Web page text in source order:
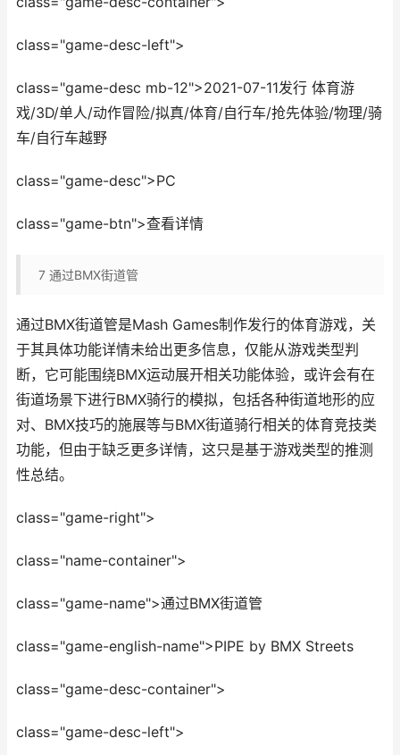
class="game-desc-left">
class="game-desc mb-12">2021-07-11发行 体育游
戏/3D/单人/动作冒险/拟真/体育/自行车/抢先体验/物理/骑
车/自行车越野
class="game-desc">PC
class="game-btn">查看详情
7 通过BMX街道管
通过BMX街道管是Mash Games制作发行的体育游戏，关
于其具体功能详情未给出更多信息，仅能从游戏类型判
断，它可能围绕BMX运动展开相关功能体验，或许会有在
街道场景下进行BMX骑行的模拟，包括各种街道地形的应
对、BMX技巧的施展等与BMX街道骑行相关的体育竞技类
功能，但由于缺乏更多详情，这只是基于游戏类型的推测
性总结。
class="game-right">
class="name-container">
class="game-name">通过BMX街道管
class="game-english-name">PIPE by BMX Streets
class="game-desc-container">
class="game-desc-left">